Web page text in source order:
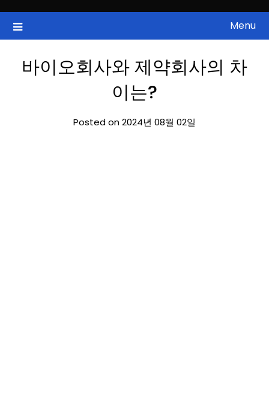
content
ZAN 주식정보
국내증시, 해외증시, 급등주, 낙폭과대, 골든크로스, 상한가, 하한가 등
의 주식 정보.
Menu
바이오회사와 제약회사의 차
이는?
Posted on 2024년 08월 02일